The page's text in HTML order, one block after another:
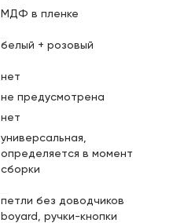
МДФ в пленке
белый + розовый
нет
не предусмотрена
нет
универсальная,
определяется в момент
сборки
петли без доводчиков
boyard, ручки-кнопки